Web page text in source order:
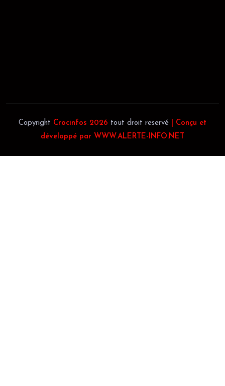
Copyright Crocinfos 2026 tout droit reservé
| Conçu et
développé par WWW.ALERTE-INFO.NET